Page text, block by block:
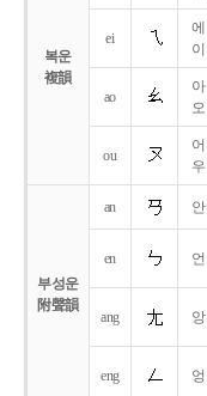
복운
複韻
ei
에
이
ao
아
오
ou
어
우
부성운
附聲韻
an 안
en 언
ang 앙
eng 엉